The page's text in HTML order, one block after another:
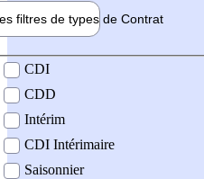
filtres de types de Contrat
contrat
CDI
CDD
Intérim
CDI Intérimaire
Saisonnier